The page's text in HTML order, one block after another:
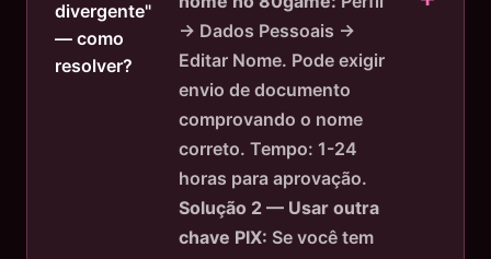
divergente"
— como
resolver?
→ Dados Pessoais →
Editar Nome. Pode exigir
envio de documento
comprovando o nome
correto. Tempo: 1-24
horas para aprovação.
Solução 2 — Usar outra
chave PIX: Se você tem